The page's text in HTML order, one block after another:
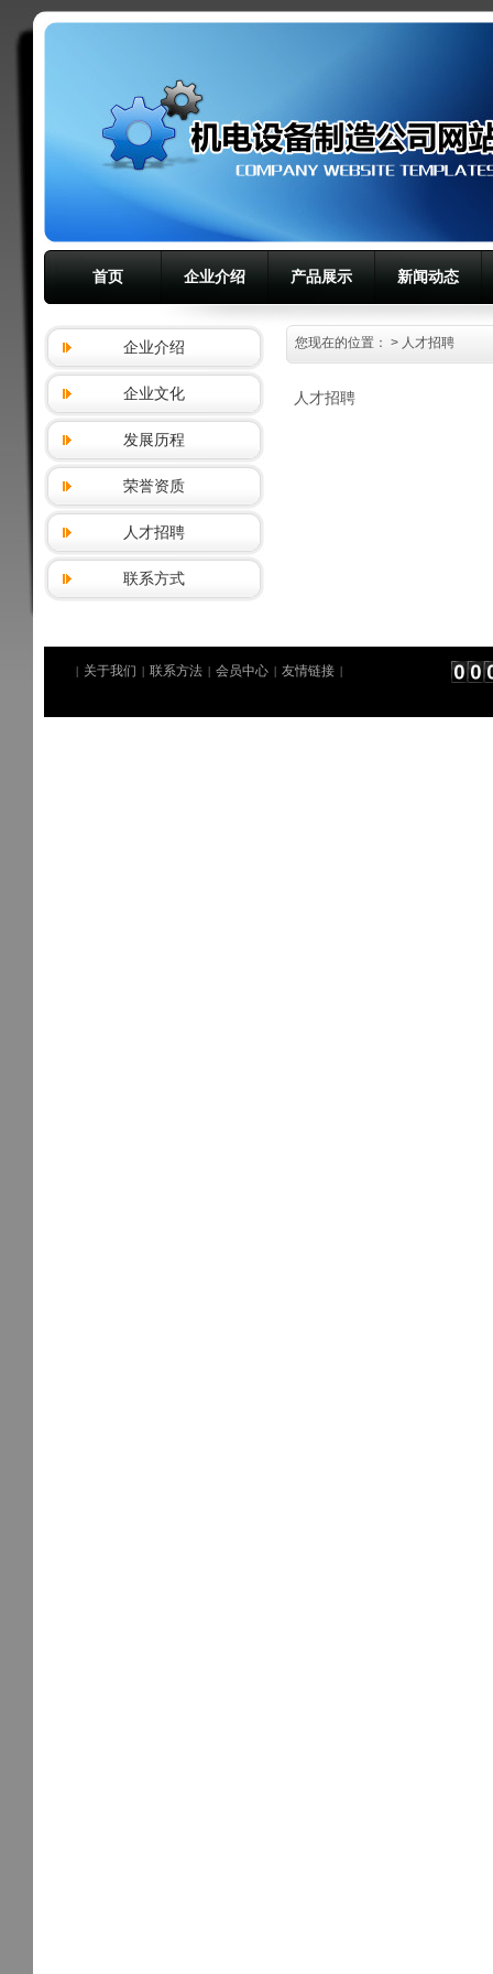
首页 企业介绍 产品展示 新闻动态
人才招聘
企业介绍
企业文化
发展历程
荣誉资质
人才招聘
联系方式
您现在的位置： > 人才招聘
| 关于我们 | 联系方法 | 会员中心 | 友情链接 |